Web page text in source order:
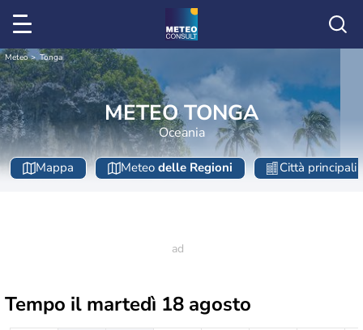
Meteo Tonga
METEO TONGA
Oceania
Mappa Meteo delle Regioni Città principali
Tempo il martedì 18 agosto